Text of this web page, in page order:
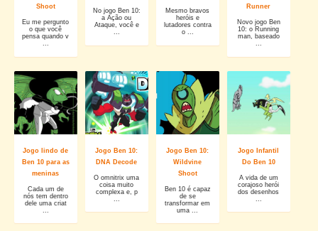
Shoot
Eu me pergunto
o que você
pensa quando v
...
No jogo Ben 10:
a Ação ou
Ataque, você e
...
Mesmo bravos
heróis e
lutadores contra
o ...
Runner
Novo jogo Ben
10: o Running
man, baseado
...
Jogo lindo de
Ben 10 para as
meninas
Cada um de
nós tem dentro
dele uma criat
Jogo Ben 10:
DNA Decode
O omnitrix uma
coisa muito
complexa e, p
Jogo Ben 10:
Wildvine
Shoot
Ben 10 é capaz
de se
transformar em
uma ...
Jogo Infantil
Do Ben 10
A vida de um
corajoso herói
dos desenhos